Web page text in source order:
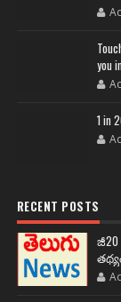
you
1 in
RECENT POSTS
జీ20